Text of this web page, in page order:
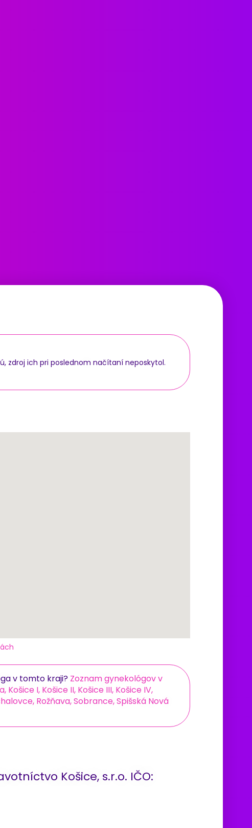
zdroj ich pri poslednom načítaní neposkytol.
v tomto kraji? Zoznam gynekológov v
I, Košice II, Košice III, Košice IV,
Rožňava, Sobrance, Spišská Nová
Košice, s.r.o. IČO: